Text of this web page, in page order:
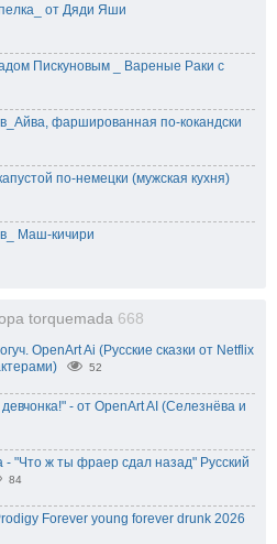
от Дяди Яши
Пискуновым _ Вареные Раки с
фаршированная по-кокандски
по-немецки (мужская кухня)
Маш-кичири
torquemada 668
OpenArt Ai (Русские сказки от Netflix
52
- от OpenArt AI (Селезнёва и
- "Что ж ты фраер сдал назад" Русский
84
Forever young forever drunk 2026